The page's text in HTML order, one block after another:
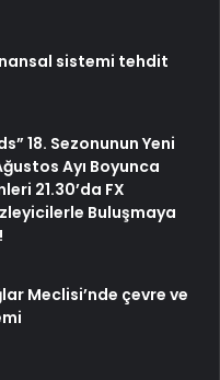
sistemi tehdit
18. Sezonunun Yeni
Ayı Boyunca
21.30’da FX
Buluşmaya
Meclisi’nde çevre ve